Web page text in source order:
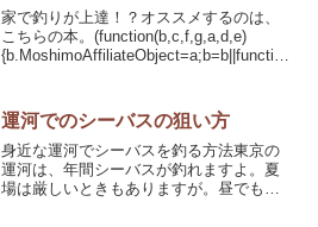
家で釣りが上達！？オススメするのは、
こちらの本。(function(b,c,f,g,a,d,e)
{b.MoshimoAffiliateObject=a;b=b||function
運河でのシーバスの狙い方
身近な運河でシーバスを釣る方法東京の
運河は、年間シーバスが釣れますよ。夏
場は厳しいときもありますが。昼でも夜